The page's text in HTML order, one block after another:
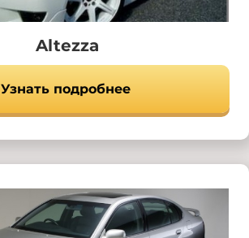
Altezza
Узнать подробнее